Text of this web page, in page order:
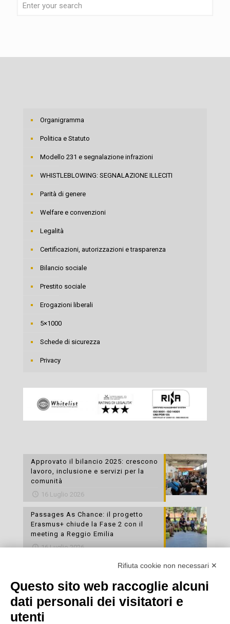
Organigramma
Politica e Statuto
Modello 231 e segnalazione infrazioni
WHISTLEBLOWING: SEGNALAZIONE ILLECITI
Parità di genere
Welfare e convenzioni
Legalità
Certificazioni, autorizzazioni e trasparenza
Bilancio sociale
Prestito sociale
Erogazioni liberali
5×1000
Schede di sicurezza
Privacy
Approvato il bilancio 2025: crescono
lavoro, inclusione e servizi per la
comunità
16 Luglio 2026
Passages As Chance: il progetto
Erasmus+ chiude la Fase 2 con il
meeting a Reggio Emilia
16 Luglio 2026
Esami di laboratorio preventivi
cura della propria salute
16 Luglio 2026
Rifiuta cookie non necessari ✕
Questo sito web raccoglie alcuni
dati personali dei visitatori e
utenti